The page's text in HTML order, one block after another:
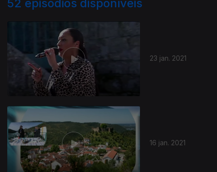
52 episódios disponíveis
23 jan. 2021
16 jan. 2021